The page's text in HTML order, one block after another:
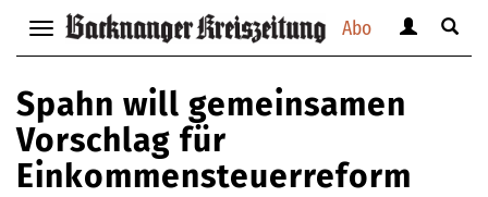
Abo
Navigation
anzeigen
verbergen
anzeigen
verbergen
Suche
Spahn will gemeinsamen
Vorschlag für
Einkommensteuerreform